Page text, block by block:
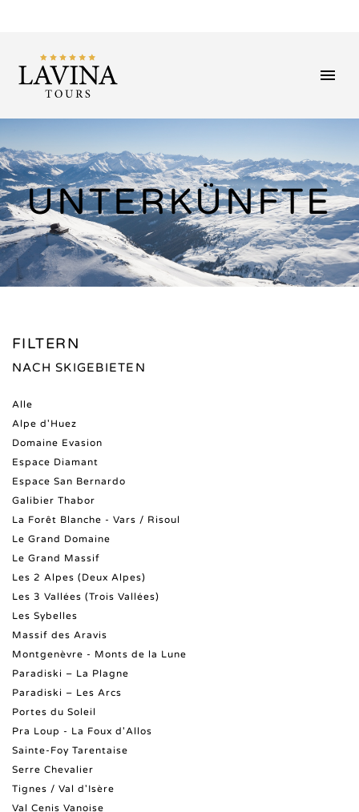
UNTERKÜNFTE
FILTERN
NACH SKIGEBIETEN
Alle
Alpe d'Huez
Domaine Evasion
Espace Diamant
Espace San Bernardo
Galibier Thabor
La Forêt Blanche - Vars / Risoul
Le Grand Domaine
Le Grand Massif
Les 2 Alpes (Deux Alpes)
Les 3 Vallées (Trois Vallées)
Les Sybelles
Massif des Aravis
Montgenèvre - Monts de la Lune
Paradiski – La Plagne
Paradiski – Les Arcs
Portes du Soleil
Pra Loup - La Foux d'Allos
Sainte-Foy Tarentaise
Serre Chevalier
Tignes / Val d'Isère
Val Cenis Vanoise